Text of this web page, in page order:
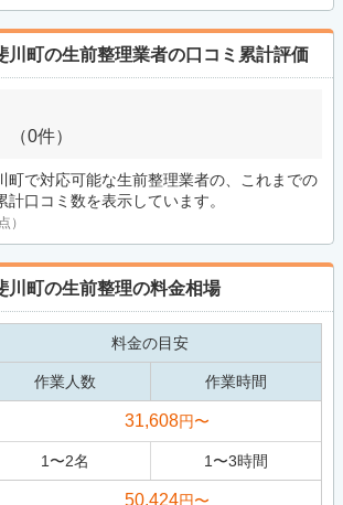
川町の生前整理業者の口コミ累計評価
（0件）
町で対応可能な生前整理業者の、これまでの
口コミ数を表示しています。
）
川町の生前整理の料金相場
料金の目安
作業人数 作業時間
31,608円〜
1〜2名 1〜3時間
50,424円〜